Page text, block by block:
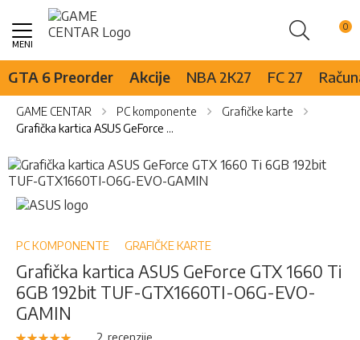
Pretraži
Skip
Content
GTA 6 Preorder Akcije NBA 2K27 FC 27
GAME CENTAR PC komponente
Grafičke karte
Grafička kartica ASUS GeForce GTX 1660 Ti 6GB 192bit TUF-GTX1660TI-O6G-EVO-GAMIN
Skip
to
the
end
the
images
gallery
Skip
to
beginning
the
images
gallery
PC KOMPONENTE GRAFIČKE KARTE
Grafička kartica ASUS GeForce GTX 1660 Ti
6GB 192bit TUF-GTX1660TI-O6G-EVO-
GAMIN
Rejting: